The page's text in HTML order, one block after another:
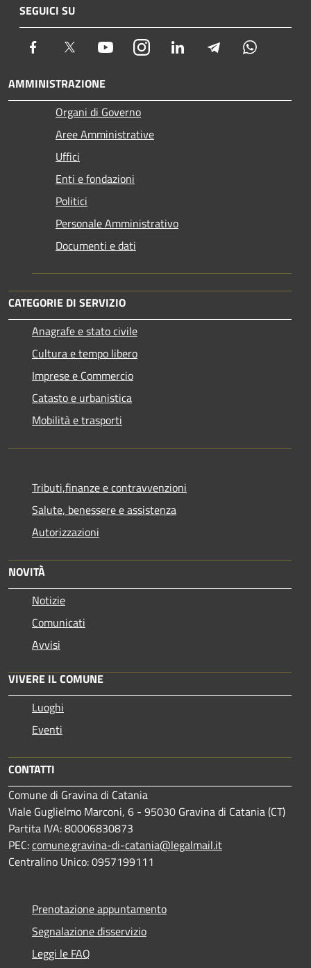
SEGUICI SU
Facebook Twitter YoutubeInstagram LinkedIn Telegram
AMMINISTRAZIONE
Organi di Governo
Aree Amministrative
Uffici
Enti e fondazioni
Politici
Personale Amministrativo
Documenti e dati
CATEGORIE DI SERVIZIO
Anagrafe e stato civile
Cultura e tempo libero
Imprese e Commercio
Catasto e urbanistica
Mobilità e trasporti
Tributi,finanze e contravvenzioni
Salute, benessere e assistenza
Autorizzazioni
NOVITÀ
Notizie
Comunicati
Avvisi
VIVERE IL COMUNE
Luoghi
Eventi
CONTATTI
Comune di Gravina di Catania
Viale Guglielmo Marconi, 6 - 95030 Gravina di Catania (CT)
Partita IVA: 80006830873
PEC:comune.gravina-di-catania@legalmail.it
Centralino Unico: 0957199111
Prenotazione appuntamento
Segnalazione disservizio
Leggi le FAQ